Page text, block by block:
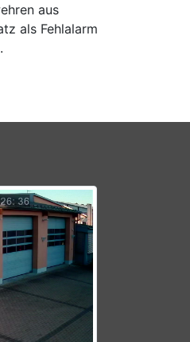
aus
als Fehlalarm